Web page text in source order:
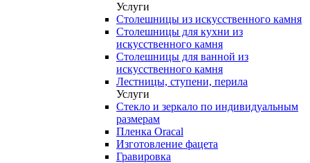
Услуги
Столешницы из искусственного камня
Столешницы для кухни из
искусственного камня
Столешницы для ванной из
искусственного камня
Лестницы, ступени, перила
Услуги
Стекло и зеркало по индивидуальным
размерам
Пленка Oracal
Изготовление фацета
Гравировка